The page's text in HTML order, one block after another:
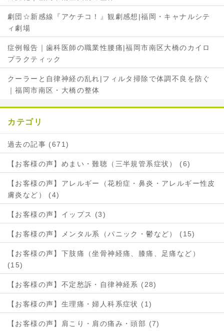
劇団☆新感線『アケチコ！』観劇感想|福岡・キャナルシテ
ィ劇場
症例報告｜歯科医師の職業性腰痛|福岡市南区大橋のカイロ
プラクティック
クーラーと自律神経の乱れ|フィルタ掃除で体調不良を防ぐ
｜福岡市南区・大橋の整体
カテゴリ
過去の記事 (671)
【お客様の声】めまい・難聴（三半規管系症状） (6)
【お客様の声】アレルギー（花粉症・鼻炎・アレルギー性皮
膚炎など） (4)
【お客様の声】イップス (3)
【お客様の声】メンタル系（パニック・鬱など） (15)
【お客様の声】下肢痛（坐骨神経痛、膝痛、足痛など）
(15)
【お客様の声】不定愁訴・自律神経系 (28)
【お客様の声】生理痛・婦人科系症状 (1)
【お客様の声】肩こり・肩の痛み・頭部 (7)